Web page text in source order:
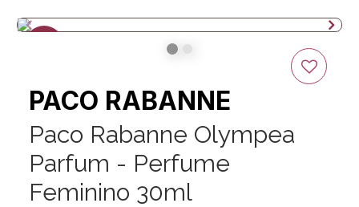
PACO RABANNE
Paco Rabanne Olympea
Parfum - Perfume
Feminino 30ml